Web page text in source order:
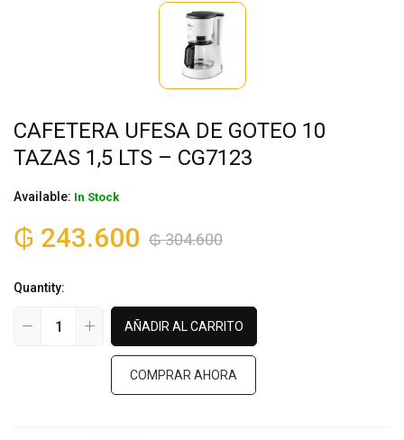
CAFETERA UFESA DE GOTEO 10
TAZAS 1,5 LTS – CG7123
Available: In Stock
₲304.600
₲ 243.600
Quantity:
AÑADIR AL CARRITO
COMPRAR AHORA